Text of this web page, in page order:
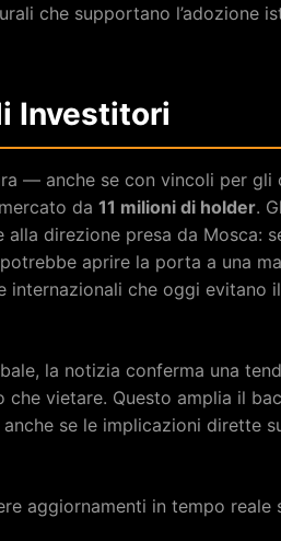
che supportano l’adozione
Investitori
— anche se con vincoli per
da 11 milioni di holder.
direzione presa da Mosca:
aprire la porta a una
internazionali che oggi evitano
la notizia conferma una
vietare. Questo amplia il
se le implicazioni dirette
aggiornamenti in tempo reale